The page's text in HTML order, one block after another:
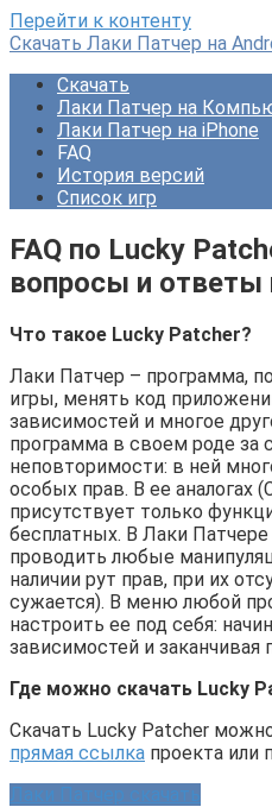
Перейти к контенту
Скачать Лаки Патчер на
Скачать
Лаки Патчер на
Лаки Патчер на iPhone
FAQ
История версий
Список игр
FAQ по Lucky
вопросы и ответы
Что такое Lucky Patcher?
Лаки Патчер – программа,
игры, менять код
зависимостей и многое
программа в своем роде за
неповторимости: в ней
особых прав. В ее аналогах
присутствует только
бесплатных. В Лаки
проводить любые
наличии рут прав, при их
сужается). В меню любой
настроить ее под себя:
зависимостей и
Где можно скачать Lucky
Скачать Lucky Patcher
прямая ссылка проекта или
Лаки Патчер скачать